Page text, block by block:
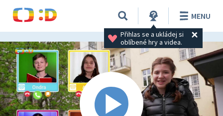
Přihlas se a ukládej si
oblíbené hry a videa.
MENU